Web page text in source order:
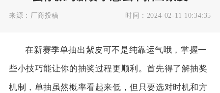
来源： 厂商投稿 时间： 2024-02-11 10:34:35
在新赛季单抽出紫皮可不是纯靠运气哦，掌握一
些小技巧能让你的抽奖过程更顺利。首先得了解抽奖
机制，单抽虽然概率看起来低，但只要选对时机和方